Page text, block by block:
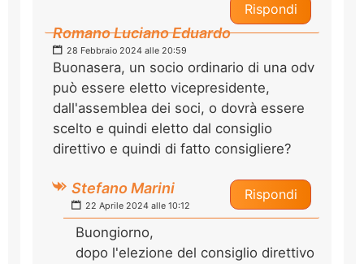
Rispondi
Romano Luciano Eduardo
28 Febbraio 2024 alle 20:59
Buonasera, un socio ordinario di una odv
può essere eletto vicepresidente,
dall'assemblea dei soci, o dovrà essere
scelto e quindi eletto dal consiglio
direttivo e quindi di fatto consigliere?
Rispondi
Stefano Marini
22 Aprile 2024 alle 10:12
Buongiorno,
dopo l'elezione del consiglio direttivo